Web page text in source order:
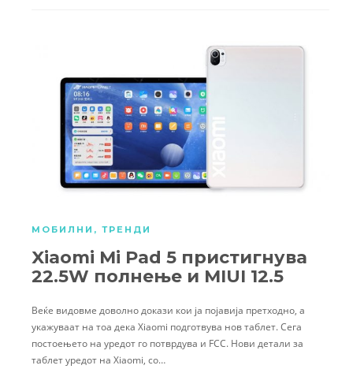
МОБИЛНИ , ТРЕНДИ
Xiaomi Mi Pad 5 пристигнува
22.5W полнење и MIUI 12.5
Веќе видовме доволно докази кои ја појавија претходно, а
укажуваат на тоа дека Xiaomi подготвува нов таблет. Сега
постоењето на уредот го потврдува и FCC. Нови детали за
таблет уредот на Xiaomi, со…